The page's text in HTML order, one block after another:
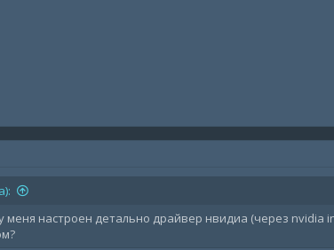
меня настроен детально драйвер нвидиа (через nvidia